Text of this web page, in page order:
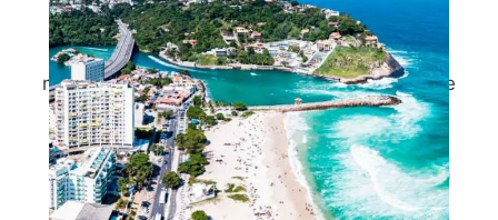
O bairro também proporciona aos seus
moradores momentos de entretenimento e de
diversão. Assim, no Jardim Oceânico você
pode fazer um passeio na Praia da Barra ou
dar uma volta no Shopping Downtown. Basta
escolher o que melhor combinar com o seu